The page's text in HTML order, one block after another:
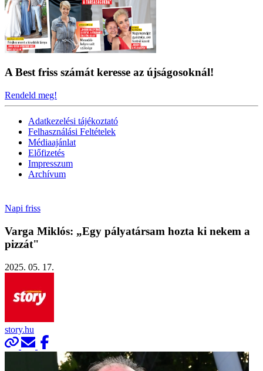
A Best friss számát keresse az újságosoknál!
Rendeld meg!
Adatkezelési tájékoztató
Felhasználási Feltételek
Médiaajánlat
Előfizetés
Impresszum
Archívum
Napi friss
Varga Miklós: „Egy pályatársam hozta ki nekem a
pizzát"
2025. 05. 17.
story.hu